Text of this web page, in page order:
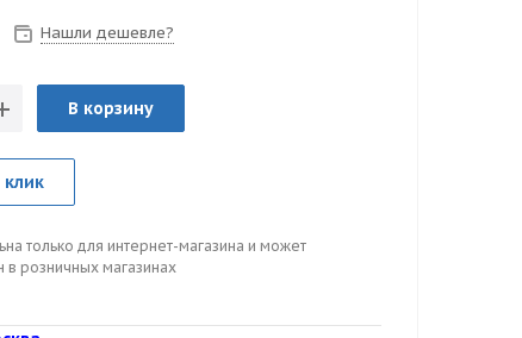
Нашли дешевле?
В корзину
клик
только для интернет-магазина и может
в розничных магазинах